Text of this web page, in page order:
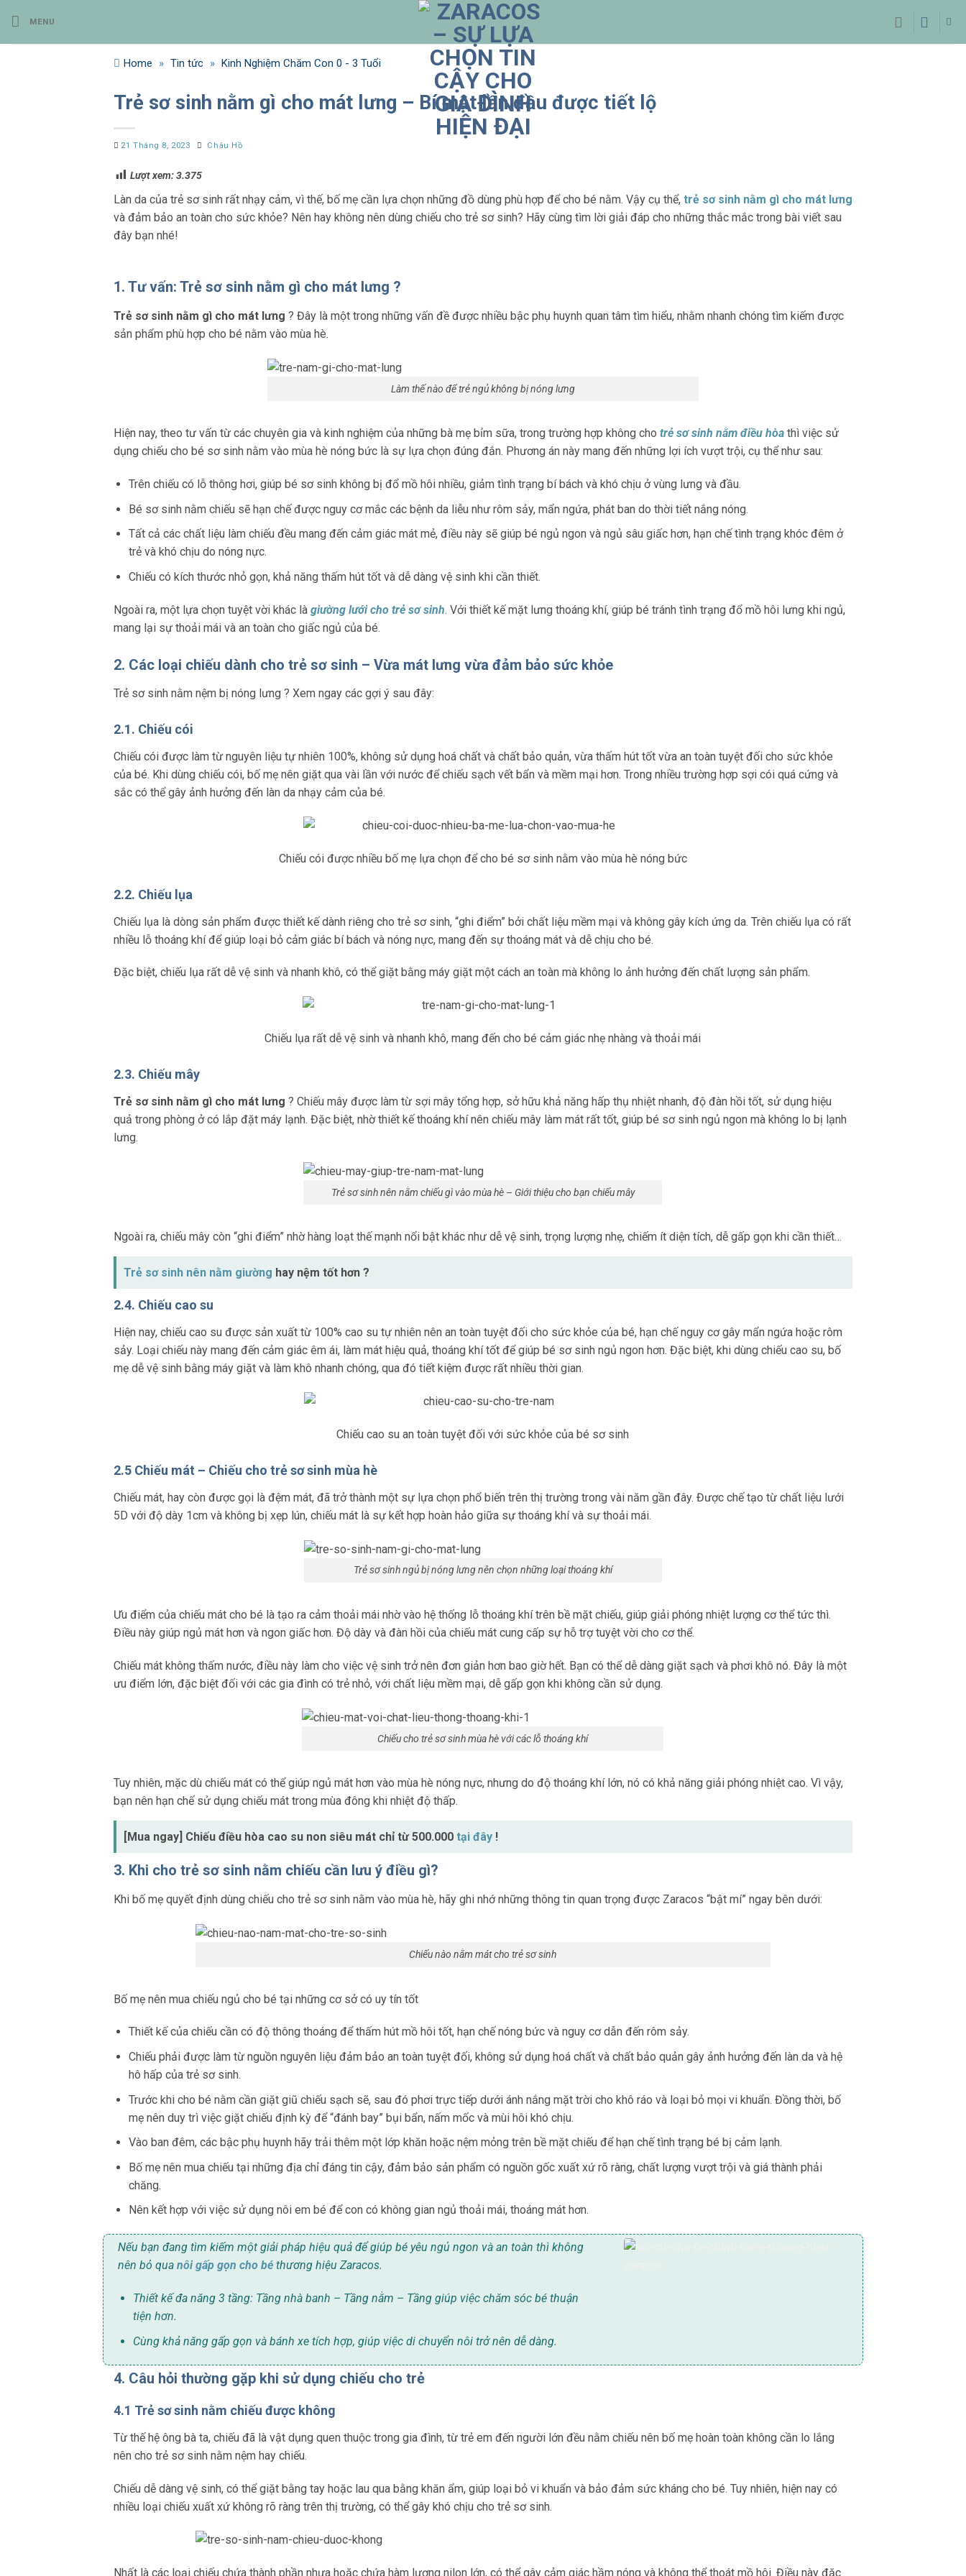
qua
nội
MENU
Home » Tin tức » Kinh Nghiệm Chăm Con 0 - 3 Tuổi
Trẻ sơ sinh nằm gì cho mát lưng – Bí mật lần đầu được tiết lộ
21 Tháng 8, 2023 Châu Hồ
Lượt xem:3.375
Làn da của trẻ sơ sinh rất nhạy cảm, vì thế, bố mẹ cần lựa chọn những đồ dùng phù hợp để cho bé nằm. Vậy cụ thể, trẻ sơ sinh nằm gì cho mát lưng
và đảm bảo an toàn cho sức khỏe? Nên hay không nên dùng chiếu cho trẻ sơ sinh? Hãy cùng tìm lời giải đáp cho những thắc mắc trong bài viết sau
đây bạn nhé!
1. Tư vấn: Trẻ sơ sinh nằm gì cho mát lưng ?
Trẻ sơ sinh nằm gì cho mát lưng ? Đây là một trong những vấn đề được nhiều bậc phụ huynh quan tâm tìm hiểu, nhằm nhanh chóng tìm kiếm được
sản phẩm phù hợp cho bé nằm vào mùa hè.
Làm thế nào để trẻ ngủ không bị nóng lưng
Hiện nay, theo tư vấn từ các chuyên gia và kinh nghiệm của những bà mẹ bỉm sữa, trong trường hợp không cho trẻ sơ sinh nằm điều hòathì việc sử
dụng chiếu cho bé sơ sinh nằm vào mùa hè nóng bức là sự lựa chọn đúng đắn. Phương án này mang đến những lợi ích vượt trội, cụ thể như sau:
Trên chiếu có lỗ thông hơi, giúp bé sơ sinh không bị đổ mồ hôi nhiều, giảm tình trạng bí bách và khó chịu ở vùng lưng và đầu.
Bé sơ sinh nằm chiếu sẽ hạn chế được nguy cơ mắc các bệnh da liễu như rôm sảy, mẩn ngứa, phát ban do thời tiết nắng nóng.
Tất cả các chất liệu làm chiếu đều mang đến cảm giác mát mẻ, điều này sẽ giúp bé ngủ ngon và ngủ sâu giấc hơn, hạn chếtình trạng khóc đêm ở
trẻvà khó chịu do nóng nực.
Chiếu có kích thước nhỏ gọn, khả năng thấm hút tốt và dễ dàng vệ sinh khi cần thiết.
Ngoài ra, một lựa chọn tuyệt vời khác là giường lưới cho trẻ sơ sinh. Với thiết kế mặt lưng thoáng khí, giúp bé tránh tình trạng đổ mồ hôi lưng khi ngủ,
mang lại sự thoải mái và an toàn cho giấc ngủ của bé.
2. Các loại chiếu dành cho trẻ sơ sinh – Vừa mát lưng vừa đảm bảo sức khỏe
Trẻ sơ sinh nằm nệm bị nóng lưng ? Xem ngay các gợi ý sau đây:
2.1. Chiếu cói
Chiếu cói được làm từ nguyên liệu tự nhiên 100%, không sử dụng hoá chất và chất bảo quản, vừa thấm hút tốt vừa an toàn tuyệt đối cho sức khỏe
của bé. Khi dùng chiếu cói, bố mẹ nên giặt qua vài lần với nước để chiếu sạch vết bẩn và mềm mại hơn. Trong nhiều trường hợp sợi cói quá cứng và
sắc có thể gây ảnh hưởng đến làn da nhạy cảm của bé.
Chiếu cói được nhiều bố mẹ lựa chọn để cho bé sơ sinh nằm vào mùa hè nóng bức
2.2. Chiếu lụa
Chiếu lụa là dòng sản phẩm được thiết kế dành riêng cho trẻ sơ sinh, “ghi điểm” bởi chất liệu mềm mại và không gây kích ứng da. Trên chiếu lụa có rất
nhiều lỗ thoáng khí để giúp loại bỏ cảm giác bí bách và nóng nực, mang đến sự thoáng mát và dễ chịu cho bé.
Đặc biệt, chiếu lụa rất dễ vệ sinh và nhanh khô, có thể giặt bằng máy giặt một cách an toàn mà không lo ảnh hưởng đến chất lượng sản phẩm.
Chiếu lụa rất dễ vệ sinh và nhanh khô, mang đến cho bé cảm giác nhẹ nhàng và thoải mái
2.3. Chiếu mây
Trẻ sơ sinh nằm gì cho mát lưng ? Chiếu mây được làm từ sợi mây tổng hợp, sở hữu khả năng hấp thụ nhiệt nhanh, độ đàn hồi tốt, sử dụng hiệu
quả trong phòng ở có lắp đặt máy lạnh. Đặc biệt, nhờ thiết kế thoáng khí nên chiếu mây làm mát rất tốt, giúp bé sơ sinh ngủ ngon mà không lo bị lạnh
lưng.
Trẻ sơ sinh nên nằm chiếu gì vào mùa hè – Giới thiệu cho bạn chiếu mây
Ngoài ra, chiếu mây còn “ghi điểm” nhờ hàng loạt thế mạnh nổi bật khác như dễ vệ sinh, trọng lượng nhẹ, chiếm ít diện tích, dễ gấp gọn khi cần thiết…
Trẻ sơ sinh nên nằm giường hay nệm tốt hơn ?
2.4. Chiếu cao su
Hiện nay, chiếu cao su được sản xuất từ 100% cao su tự nhiên nên an toàn tuyệt đối cho sức khỏe của bé, hạn chế nguy cơ gây mẩn ngứa hoặc rôm
sảy. Loại chiếu này mang đến cảm giác êm ái, làm mát hiệu quả, thoáng khí tốt để giúp bé sơ sinh ngủ ngon hơn. Đặc biệt, khi dùng chiếu cao su, bố
mẹ dễ vệ sinh bằng máy giặt và làm khô nhanh chóng, qua đó tiết kiệm được rất nhiều thời gian.
Chiếu cao su an toàn tuyệt đối với sức khỏe của bé sơ sinh
2.5 Chiếu mát – Chiếu cho trẻ sơ sinh mùa hè
Chiếu mát, hay còn được gọi là đệm mát, đã trở thành một sự lựa chọn phổ biến trên thị trường trong vài năm gần đây. Được chế tạo từ chất liệu lưới
5D với độ dày 1cm và không bị xẹp lún, chiếu mát là sự kết hợp hoàn hảo giữa sự thoáng khí và sự thoải mái.
Trẻ sơ sinh ngủ bị nóng lưng nên chọn những loại thoáng khí
Ưu điểm của chiếu mát cho bé là tạo ra cảm thoải mái nhờ vào hệ thống lỗ thoáng khí trên bề mặt chiếu, giúp giải phóng nhiệt lượng cơ thể tức thì.
Điều này giúp ngủ mát hơn và ngon giấc hơn. Độ dày và đàn hồi của chiếu mát cung cấp sự hỗ trợ tuyệt vời cho cơ thể.
Chiếu mát không thấm nước, điều này làm cho việc vệ sinh trở nên đơn giản hơn bao giờ hết. Bạn có thể dễ dàng giặt sạch và phơi khô nó. Đây là một
ưu điểm lớn, đặc biệt đối với các gia đình có trẻ nhỏ, với chất liệu mềm mại, dễ gấp gọn khi không cần sử dụng.
Chiếu cho trẻ sơ sinh mùa hè với các lỗ thoáng khí
Tuy nhiên, mặc dù chiếu mát có thể giúp ngủ mát hơn vào mùa hè nóng nực, nhưng do độ thoáng khí lớn, nó có khả năng giải phóng nhiệt cao. Vì vậy,
bạn nên hạn chế sử dụng chiếu mát trong mùa đông khi nhiệt độ thấp.
[Mua ngay] Chiếu điều hòa cao su non siêu mát chỉ từ 500.000 tại đây!
3. Khi cho trẻ sơ sinh nằm chiếu cần lưu ý điều gì?
Khi bố mẹ quyết định dùng chiếu cho trẻ sơ sinh nằm vào mùa hè, hãy ghi nhớ những thông tin quan trọng được Zaracos “bật mí” ngay bên dưới:
Chiếu nào nằm mát cho trẻ sơ sinh
Bố mẹ nên mua chiếu ngủ cho bé tại những cơ sở có uy tín tốt
Thiết kế của chiếu cần có độ thông thoáng để thấm hút mồ hôi tốt, hạn chế nóng bức và nguy cơ dẫn đến rôm sảy.
Chiếu phải được làm từ nguồn nguyên liệu đảm bảo an toàn tuyệt đối, không sử dụng hoá chất và chất bảo quản gây ảnh hưởng đến làn da và hệ
hô hấp của trẻ sơ sinh.
Trước khi cho bé nằm cần giặt giũ chiếu sạch sẽ, sau đó phơi trực tiếp dưới ánh nắng mặt trời cho khô ráo và loại bỏ mọi vi khuẩn. Đồng thời, bố
mẹ nên duy trì việc giặt chiếu định kỳ để “đánh bay” bụi bẩn, nấm mốc và mùi hôi khó chịu.
Vào ban đêm, các bậc phụ huynh hãy trải thêm một lớp khăn hoặc nệm mỏng trên bề mặt chiếu để hạn chế tình trạng bé bị cảm lạnh.
Bố mẹ nên mua chiếu tại những địa chỉ đáng tin cậy, đảm bảo sản phẩm có nguồn gốc xuất xứ rõ ràng, chất lượng vượt trội và giá thành phải
chăng.
Nên kết hợp với việc sử dụng nôi em bé để con có không gian ngủ thoải mái, thoáng mát hơn.
Nếu bạn đang tìm kiếm một giải pháp hiệu quả để giúp bé yêu ngủ ngon và an toàn thì không
nên bỏ qua nôi gấp gọn cho béthương hiệu Zaracos.
Thiết kế đa năng 3 tầng: Tầng nhà banh – Tầng nằm – Tầng giúp việc chăm sóc bé thuận
tiện hơn.
Cùng khả năng gấp gọn và bánh xe tích hợp, giúp việc di chuyển nôi trở nên dễ dàng.
4. Câu hỏi thường gặp khi sử dụng chiếu cho trẻ
4.1 Trẻ sơ sinh nằm chiếu được không
Từ thế hệ ông bà ta, chiếu đã là vật dụng quen thuộc trong gia đình, từ trẻ em đến người lớn đều nằm chiếu nên bố mẹ hoàn toàn không cần lo lắng
nên cho trẻ sơ sinh nằm nệm hay chiếu.
Chiếu dễ dàng vệ sinh, có thể giặt bằng tay hoặc lau qua bằng khăn ẩm, giúp loại bỏ vi khuẩn và bảo đảm sức kháng cho bé. Tuy nhiên, hiện nay có
nhiều loại chiếu xuất xứ không rõ ràng trên thị trường, có thể gây khó chịu cho trẻ sơ sinh.
Nhất là các loại chiếu chứa thành phần nhựa hoặc chứa hàm lượng nilon lớn, có thể gây cảm giác hầm nóng và không thể thoát mồ hôi. Điều này đặc